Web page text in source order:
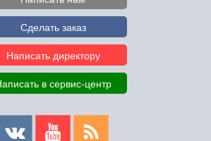
Сделать заказ
Написать директору
в сервис-центр